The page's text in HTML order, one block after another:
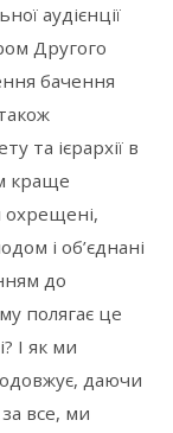
аудієнції
Другого
бачення
та ієрархії в
краще
охрещені,
і об’єднані
до
полягає це
І як ми
даючи
все, ми